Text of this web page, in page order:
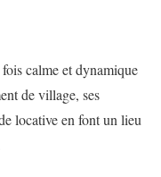
calme et dynamique
de village, ses
locative en font un lieu